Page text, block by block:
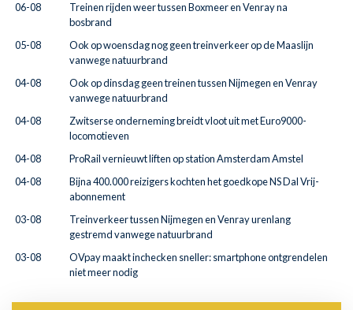
06-08
Treinen rijden weer tussen Boxmeer en Venray na
bosbrand
05-08
Ook op woensdag nog geen treinverkeer op de Maaslijn
vanwege natuurbrand
04-08
Ook op dinsdag geen treinen tussen Nijmegen en Venray
vanwege natuurbrand
04-08
Zwitserse onderneming breidt vloot uit met Euro9000-
locomotieven
04-08
ProRail vernieuwt liften op station Amsterdam Amstel
04-08
Bijna 400.000 reizigers kochten het goedkope NS Dal Vrij-
abonnement
03-08
Treinverkeer tussen Nijmegen en Venray urenlang
gestremd vanwege natuurbrand
03-08
OVpay maakt inchecken sneller: smartphone ontgrendelen
niet meer nodig